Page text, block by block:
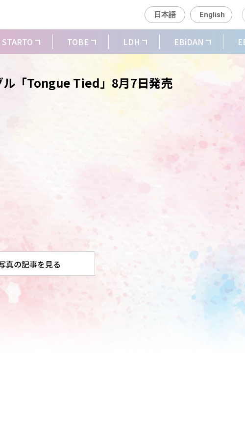
日本語 English
STARTO TOBE LDH EBiDAN
ル「Tongue Tied」8月7日発売
真の記事を見る